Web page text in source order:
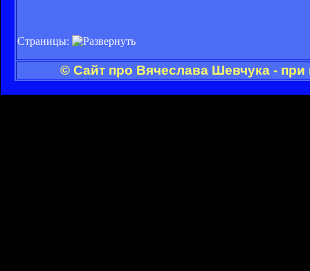
Страницы:
© Сайт про Вячеслава Шевчука -